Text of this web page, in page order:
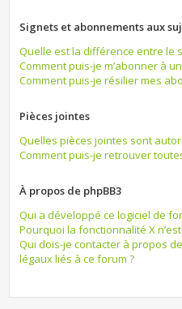
Signets et abonnements aux
Quelle est la différence entre le
Comment puis-je m’abonner à
Comment puis-je résilier mes
Pièces jointes
Quelles pièces jointes sont
Comment puis-je retrouver
À propos de phpBB3
Qui a développé ce logiciel de
Pourquoi la fonctionnalité X
Qui dois-je contacter à propos
légaux liés à ce forum ?